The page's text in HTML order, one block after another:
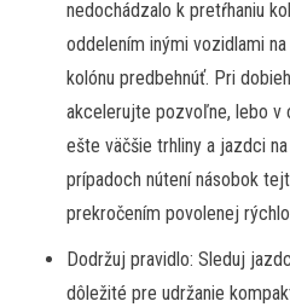
nedochádzalo k pretŕhaniu
oddelením inými vozidlami
kolónu predbehnúť. Pri
akcelerujte pozvoľne, lebo v
ešte väčšie trhliny a jazdci
prípadoch nútení násobok
prekročením povolenej
Dodržuj pravidlo: Sleduj
dôležité pre udržanie